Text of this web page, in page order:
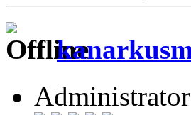
Administrator